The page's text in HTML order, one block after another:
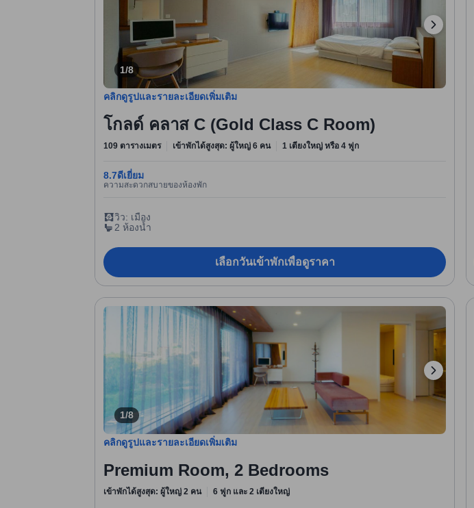
1/8
คลิกดูรูปและรายละเอียดเพิ่มเติม
โกลด์ คลาส C (Gold Class C Room)
109 ตารางเมตร เข้าพักได้สูงสุด: ผู้ใหญ่ 6 คน 1 เตียงใหญ่ หรือ 4 ฟูก
8.7ดีเยี่ยม
ความสะดวกสบายของห้องพัก
วิว: เมือง
2 ห้องน้ำ
เลือกวันเข้าพักเพื่อดูราคา
1/8
คลิกดูรูปและรายละเอียดเพิ่มเติม
Premium Room, 2 Bedrooms
เข้าพักได้สูงสุด: ผู้ใหญ่ 2 คน 6 ฟูก และ 2 เตียงใหญ่